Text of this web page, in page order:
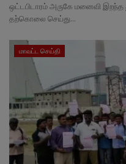
ஒட்டபிடாரம் அருகே மனைவி இறந்த
தற்கொலை செய்து...
மாவட்ட செய்தி